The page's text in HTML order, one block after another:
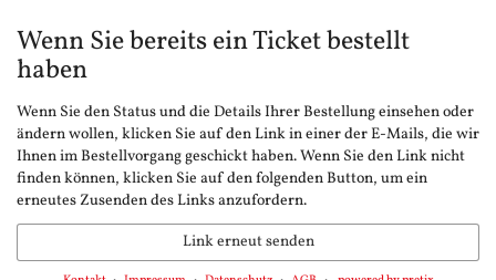
Wenn Sie bereits ein Ticket bestellt
haben
Wenn Sie den Status und die Details Ihrer Bestellung einsehen oder
ändern wollen, klicken Sie auf den Link in einer der E-Mails, die wir
Ihnen im Bestellvorgang geschickt haben. Wenn Sie den Link nicht
finden können, klicken Sie auf den folgenden Button, um ein
erneutes Zusenden des Links anzufordern.
Link erneut senden